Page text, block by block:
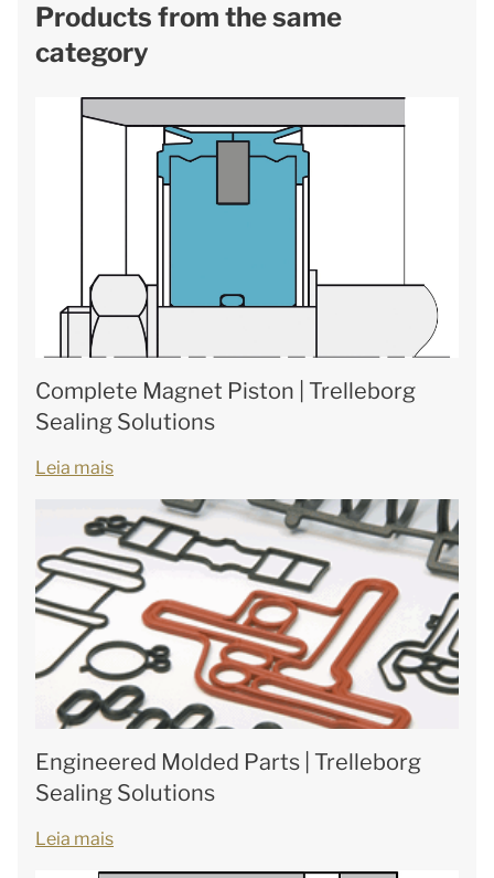
Products from the same
category
Complete Magnet Piston | Trelleborg
Sealing Solutions
Leia mais
Engineered Molded Parts | Trelleborg
Sealing Solutions
Leia mais